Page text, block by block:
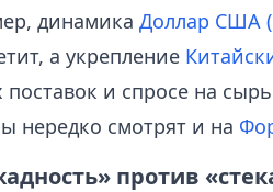
динамика Доллар США
а укрепление
и спросе на
нередко смотрят и на
против